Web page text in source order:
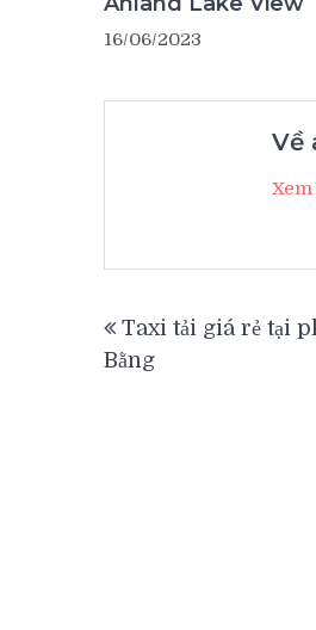
16/06/2023
Về
Xem
hướng
Taxi tải giá rẻ tại
Bằng